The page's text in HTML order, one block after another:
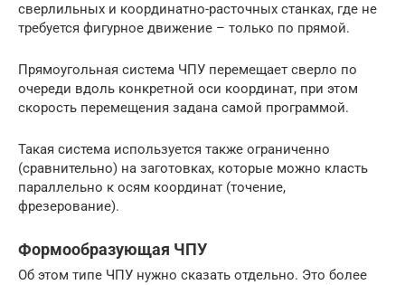
сверлильных и координатно-расточных станках, где не
требуется фигурное движение – только по прямой.
Прямоугольная система ЧПУ перемещает сверло по
очереди вдоль конкретной оси координат, при этом
скорость перемещения задана самой программой.
Такая система используется также ограниченно
(сравнительно) на заготовках, которые можно класть
параллельно к осям координат (точение,
фрезерование).
Формообразующая ЧПУ
Об этом типе ЧПУ нужно сказать отдельно. Это более